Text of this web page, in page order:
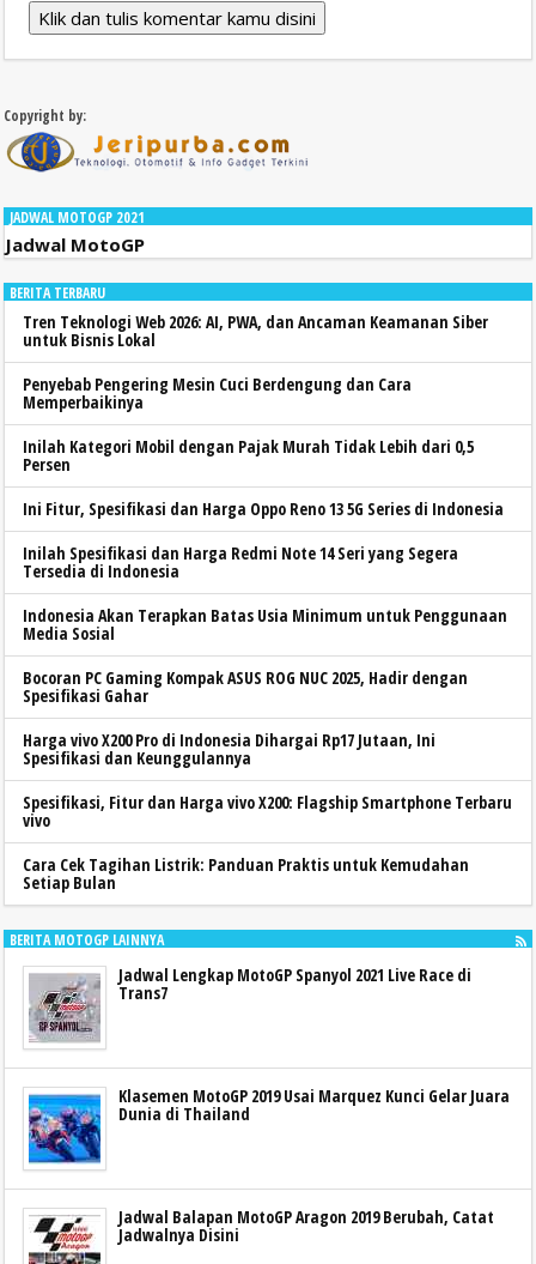
Klik dan tulis komentar kamu disini
Copyright by:
JADWAL MOTOGP 2021
Jadwal MotoGP
BERITA TERBARU
Tren Teknologi Web 2026: AI, PWA, dan Ancaman Keamanan Siber
untuk Bisnis Lokal
Penyebab Pengering Mesin Cuci Berdengung dan Cara
Memperbaikinya
Inilah Kategori Mobil dengan Pajak Murah Tidak Lebih dari 0,5
Persen
Ini Fitur, Spesifikasi dan Harga Oppo Reno 13 5G Series di Indonesia
Inilah Spesifikasi dan Harga Redmi Note 14 Seri yang Segera
Tersedia di Indonesia
Indonesia Akan Terapkan Batas Usia Minimum untuk Penggunaan
Media Sosial
Bocoran PC Gaming Kompak ASUS ROG NUC 2025, Hadir dengan
Spesifikasi Gahar
Harga vivo X200 Pro di Indonesia Dihargai Rp17 Jutaan, Ini
Spesifikasi dan Keunggulannya
Spesifikasi, Fitur dan Harga vivo X200: Flagship Smartphone Terbaru
vivo
Cara Cek Tagihan Listrik: Panduan Praktis untuk Kemudahan
Setiap Bulan
BERITA MOTOGP LAINNYA
Jadwal Lengkap MotoGP Spanyol 2021 Live Race di
Trans7
Klasemen MotoGP 2019 Usai Marquez Kunci Gelar Juara
Dunia di Thailand
Jadwal Balapan MotoGP Aragon 2019 Berubah, Catat
Jadwalnya Disini